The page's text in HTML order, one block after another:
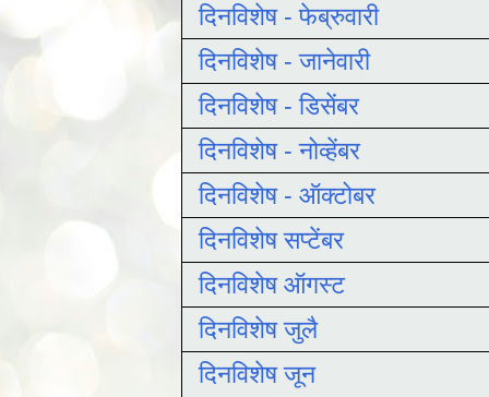
दिनविशेष - फेब्रुवारी
दिनविशेष - जानेवारी
दिनविशेष - डिसेंबर
दिनविशेष - नोव्हेंबर
दिनविशेष - ऑक्टोबर
दिनविशेष सप्टेंबर
दिनविशेष ऑगस्ट
दिनविशेष जुलै
दिनविशेष जून